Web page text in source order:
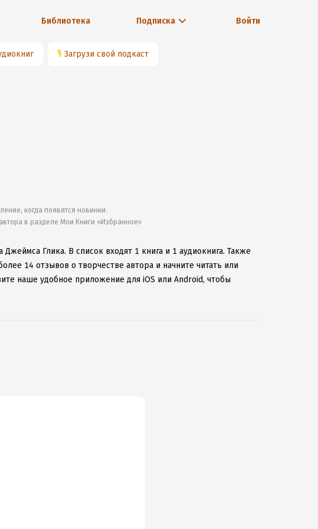
Библиотека Подписка Войти
🎙 Загрузи свой подкаст
когда появятся новинки.
в разделе Мои Книги «Избранное»
Джеймса Глика. В список входят 1 книга и 1 аудиокнига. Также
14 отзывов о творчестве автора и начните читать или
наше удобное приложение для iOS или Android, чтобы